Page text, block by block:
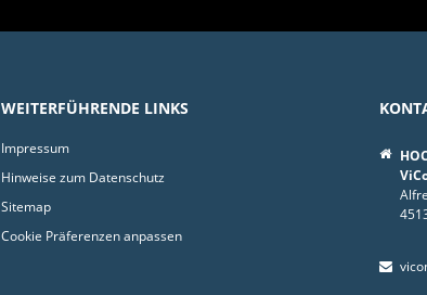
WEITERFÜHRENDE LINKS
Impressum
Hinweise zum Datenschutz
Sitemap
Cookie Präferenzen anpassen